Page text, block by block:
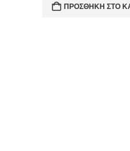
ΠΡΟΣΘΉΚΗ ΣΤΟ